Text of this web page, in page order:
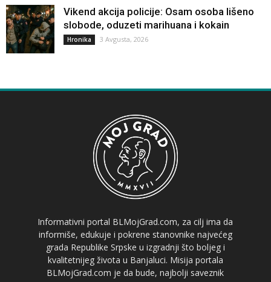
Vikend akcija policije: Osam osoba lišeno
slobode, oduzeti marihuana i kokain
Hronika 3 Avgusta, 2026
Informativni portal BLMojGrad.com, za cilj ima da
informiše, edukuje i pokrene stanovnike najvećeg
grada Republike Srpske u izgradnji što boljeg i
kvalitetnijeg života u Banjaluci. Misija portala
BLMojGrad.com je da bude, najbolji saveznik